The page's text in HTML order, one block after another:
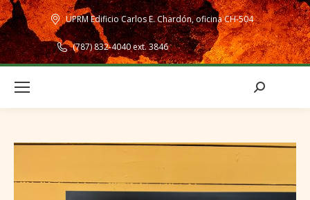
UPRM Edificio Carlos E. Chardón, oficina CH-504
(787) 832-4040 ext. 3846
Search: